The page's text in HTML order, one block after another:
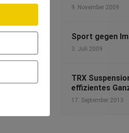
9. November 2009
Sport gegen
3. Juli 2009
TRX
effizientes
17. September 2013